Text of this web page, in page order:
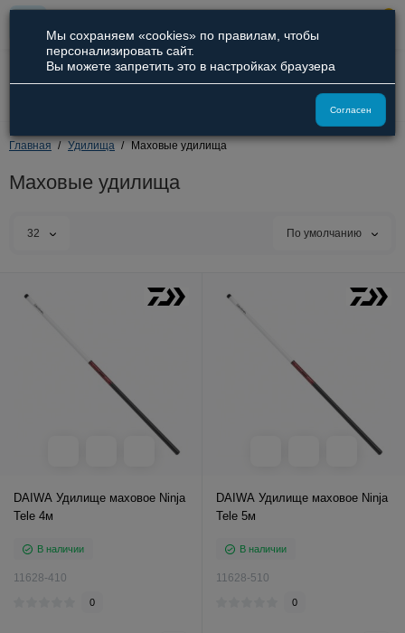
8 (800) 551-09-94
8 (929) 836-66-51
Главная Удилища Маховые удилища
Маховые удилища
32 По умолчанию
DAIWA Удилище маховое Ninja
Tele 4м
В наличии
11628-410
0
DAIWA Удилище маховое Ninja
Tele 5м
В наличии
11628-510
0
Мы сохраняем «cookies» по правилам, чтобы
персонализировать сайт.
Вы можете запретить это в настройках браузера
Согласен